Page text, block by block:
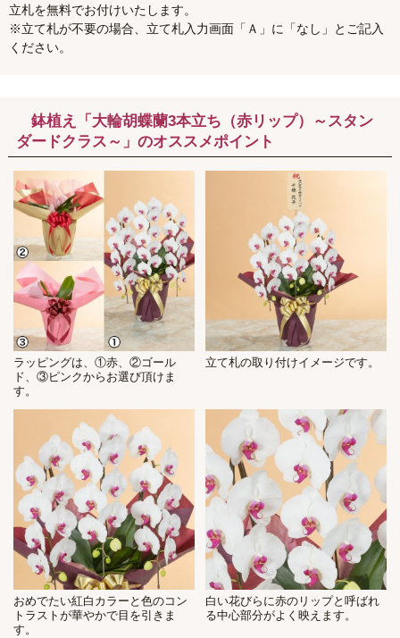
立札を無料でお付けいたします。
※立て札が不要の場合、立て札入力画面「Ａ」に「なし」とご記入
ください。
鉢植え「大輪胡蝶蘭3本立ち（赤リップ）～スタン
ダードクラス～」のオススメポイント
ラッピングは、①赤、②ゴール
ド、③ピンクからお選び頂けま
す。
立て札の取り付けイメージです。
おめでたい紅白カラーと色のコン
トラストが華やかで目を引きま
す。
白い花びらに赤のリップと呼ばれ
る中心部分がよく映えます。